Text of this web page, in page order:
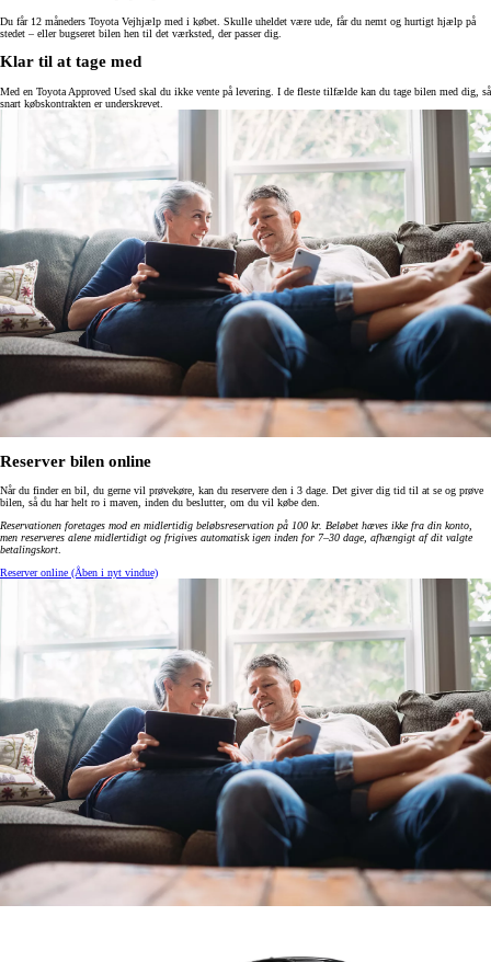
Du får 12 måneders Toyota Vejhjælp med i købet. Skulle uheldet være ude, får du nemt og hurtigt hjælp på
stedet – eller bugseret bilen hen til det værksted, der passer dig.
Klar til at tage med
Med en Toyota Approved Used skal du ikke vente på levering. I de fleste tilfælde kan du tage bilen med dig, så
snart købskontrakten er underskrevet.
Reserver bilen online
Når du finder en bil, du gerne vil prøvekøre, kan du reservere den i 3 dage. Det giver dig tid til at se og prøve
bilen, så du har helt ro i maven, inden du beslutter, om du vil købe den.
Reservationen foretages mod en midlertidig beløbsreservation på 100 kr. Beløbet hæves ikke fra din konto,
men reserveres alene midlertidigt og frigives automatisk igen inden for 7–30 dage, afhængigt af dit valgte
betalingskort.
Reserver online (Åben i nyt vindue)